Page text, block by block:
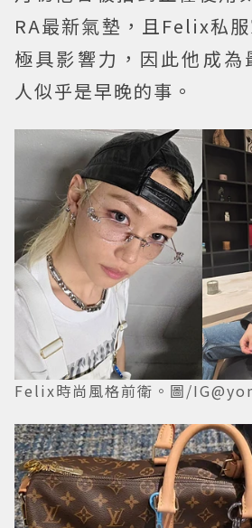
RA最新氣墊，且Felix私
極具影響力，因此他成為
人似乎是早晚的事。
Felix時尚風格前衛。圖/